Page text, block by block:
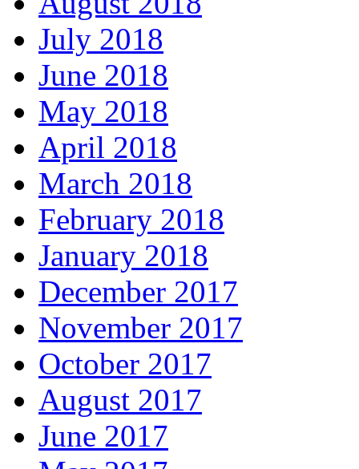
July 2018
June 2018
May 2018
April 2018
March 2018
February 2018
January 2018
December 2017
November 2017
October 2017
August 2017
June 2017